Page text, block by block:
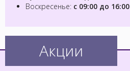
Воскресенье: с 09:00 до 16:00
Акции